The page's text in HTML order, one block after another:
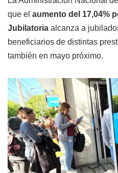
que el aumento del 17,04%
Jubilatoria alcanza a
beneficiarios de distintas
también en mayo próximo.